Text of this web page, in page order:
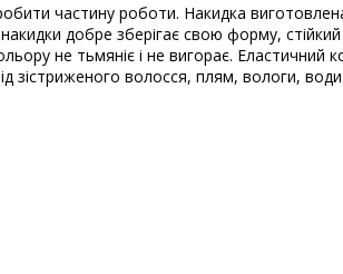
частину роботи. Накидка
добре зберігає свою форму, стійкий
не тьмяніє і не вигорає. Еластичний
зістриженого волосся, плям, вологи, води